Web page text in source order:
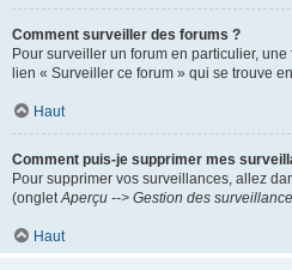
Comment surveiller des forums ?
Pour surveiller un forum en particulier,
lien « Surveiller ce forum » qui se trouve
Haut
Comment puis-je supprimer mes
Pour supprimer vos surveillances, allez
(ongletAperçu --> Gestion des
Haut